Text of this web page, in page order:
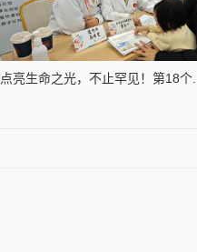
点亮生命之光，不止罕见！第18个...